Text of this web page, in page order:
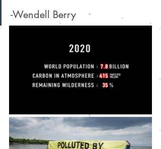
-Wendell Berry